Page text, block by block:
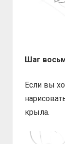
Шаг
Если вы
крыла.